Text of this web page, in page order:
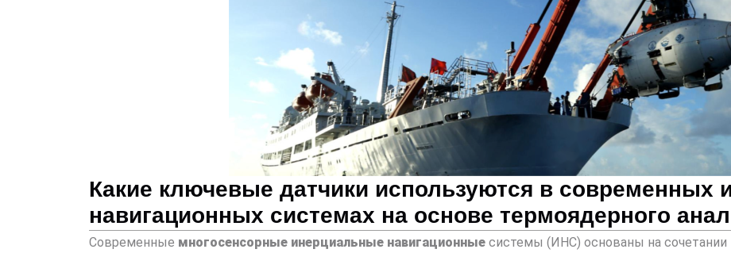
Какие ключевые датчики используются в современных
навигационных системах на основе термоядерного
Современные многосенсорные инерциальные навигационные системы (ИНС) основаны на